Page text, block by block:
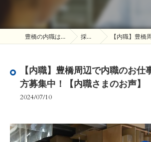
豊橋の内職は株式会社オオサワ 採用ブログ 【内職】豊橋周辺で内職のお
【内職】豊橋周辺で内職のお仕
方募集中！【内職さまのお声】
2024/07/10